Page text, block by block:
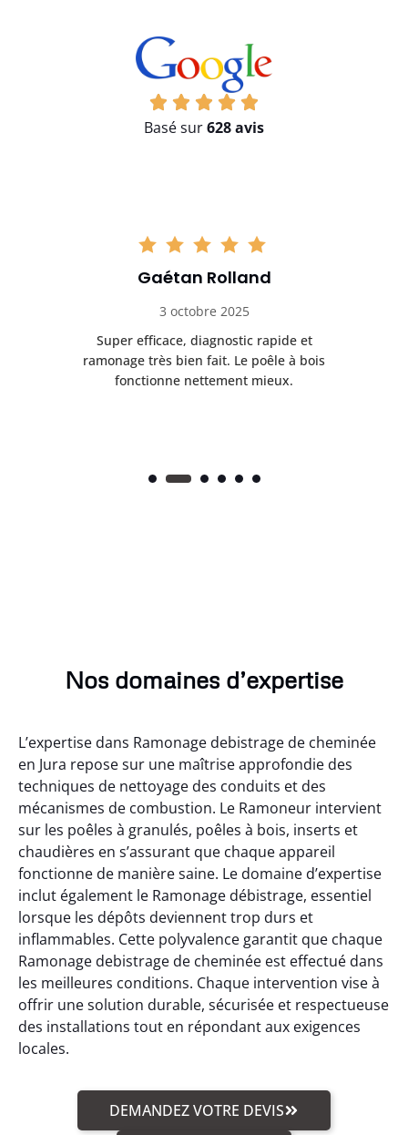
Basé sur628 avis
Gaétan Rolland
3 octobre 2025
Super efficace, diagnostic rapide et
ramonage très bien fait. Le poêle à bois
fonctionne nettement mieux.
Nos domaines d’expertise
L’expertise dans Ramonage debistrage de cheminée
en Jura repose sur une maîtrise approfondie des
techniques de nettoyage des conduits et des
mécanismes de combustion. Le Ramoneur intervient
sur les poêles à granulés, poêles à bois, inserts et
chaudières en s’assurant que chaque appareil
fonctionne de manière saine. Le domaine d’expertise
inclut également le Ramonage débistrage, essentiel
lorsque les dépôts deviennent trop durs et
inflammables. Cette polyvalence garantit que chaque
Ramonage debistrage de cheminée est effectué dans
les meilleures conditions. Chaque intervention vise à
offrir une solution durable, sécurisée et respectueuse
des installations tout en répondant aux exigences
locales.
DEMANDEZ VOTRE DEVIS